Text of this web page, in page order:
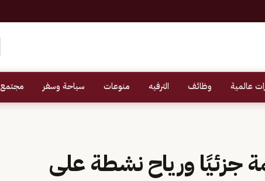
عالمية وظائف الترفيه منوعات سياحة وسفر مجتمع
جزئيًا ورياح نشطة على